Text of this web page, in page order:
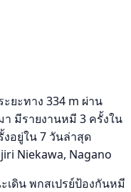
ยะทาง 334 m ผ่าน
มีรายงานหมี 3 ครั้งใน
งอยู่ใน 7 วันล่าสุด
Niekawa, Nagano
เดิน พกสเปรย์ป้องกันหมี